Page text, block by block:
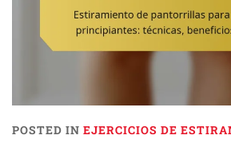
POSTED IN EJERCICIOS DE